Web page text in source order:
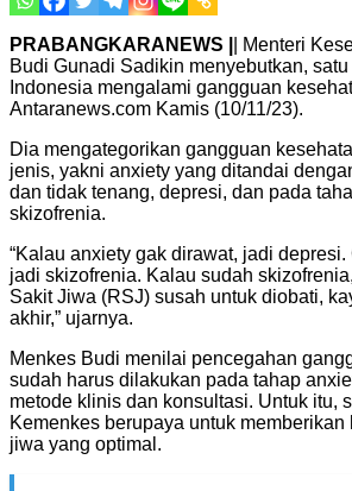
PRABANGKARANEWS |
| Menteri
Budi Gunadi Sadikin menyebutkan,
Indonesia mengalami gangguan
Antaranews.com Kamis (10/11/23).
Dia mengategorikan gangguan
jenis, yakni anxiety yang ditandai
dan tidak tenang, depresi, dan pada
skizofrenia.
“Kalau anxiety gak dirawat, jadi
jadi skizofrenia. Kalau sudah
Sakit Jiwa (RSJ) susah untuk diobati,
akhir,” ujarnya.
Menkes Budi menilai pencegahan
sudah harus dilakukan pada tahap
metode klinis dan konsultasi. Untuk itu,
Kemenkes berupaya untuk
jiwa yang optimal.